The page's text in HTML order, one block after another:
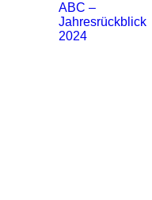
ABC –
Jahresrückblick
2024